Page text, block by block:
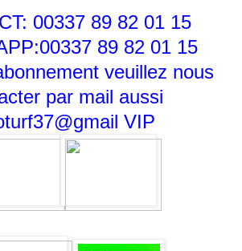
00337 89 82 01 15
89 82 01 15
veuillez nous
par mail aussi
VIP